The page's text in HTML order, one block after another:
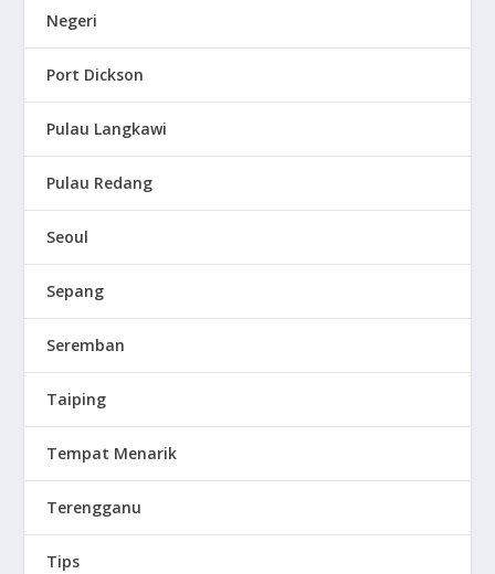
Negeri
Port Dickson
Pulau Langkawi
Pulau Redang
Seoul
Sepang
Seremban
Taiping
Tempat Menarik
Terengganu
Tips